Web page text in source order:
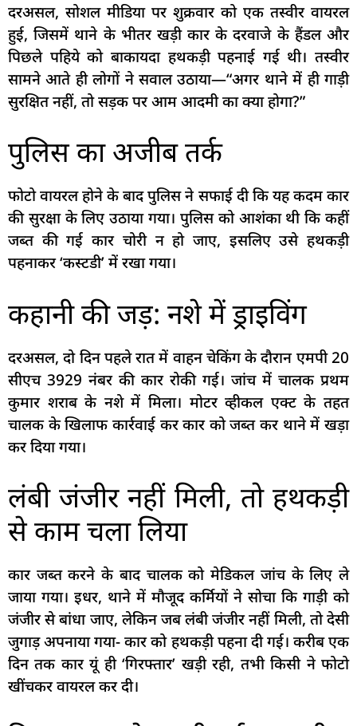
दरअसल, सोशल मीडिया पर शुक्रवार को एक तस्वीर वायरल
हुई, जिसमें थाने के भीतर खड़ी कार के दरवाजे के हैंडल और
पिछले पहिये को बाकायदा हथकड़ी पहनाई गई थी। तस्वीर
सामने आते ही लोगों ने सवाल उठाया—“अगर थाने में ही गाड़ी
सुरक्षित नहीं, तो सड़क पर आम आदमी का क्या होगा?”
पुलिस का अजीब तर्क
फोटो वायरल होने के बाद पुलिस ने सफाई दी कि यह कदम कार
की सुरक्षा के लिए उठाया गया। पुलिस को आशंका थी कि कहीं
जब्त की गई कार चोरी न हो जाए, इसलिए उसे हथकड़ी
पहनाकर ‘कस्टडी’ में रखा गया।
कहानी की जड़: नशे में ड्राइविंग
दरअसल, दो दिन पहले रात में वाहन चेकिंग के दौरान एमपी 20
सीएच 3929 नंबर की कार रोकी गई। जांच में चालक प्रथम
कुमार शराब के नशे में मिला। मोटर व्हीकल एक्ट के तहत
चालक के खिलाफ कार्रवाई कर कार को जब्त कर थाने में खड़ा
कर दिया गया।
लंबी जंजीर नहीं मिली, तो हथकड़ी
से काम चला लिया
कार जब्त करने के बाद चालक को मेडिकल जांच के लिए ले
जाया गया। इधर, थाने में मौजूद कर्मियों ने सोचा कि गाड़ी को
जंजीर से बांधा जाए, लेकिन जब लंबी जंजीर नहीं मिली, तो देसी
जुगाड़ अपनाया गया- कार को हथकड़ी पहना दी गई। करीब एक
दिन तक कार यूं ही ‘गिरफ्तार’ खड़ी रही, तभी किसी ने फोटो
खींचकर वायरल कर दी।